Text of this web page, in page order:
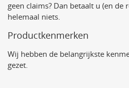
geen claims? Dan betaalt u (en de
helemaal niets.
Productkenmerken
Wij hebben de belangrijkste
gezet.